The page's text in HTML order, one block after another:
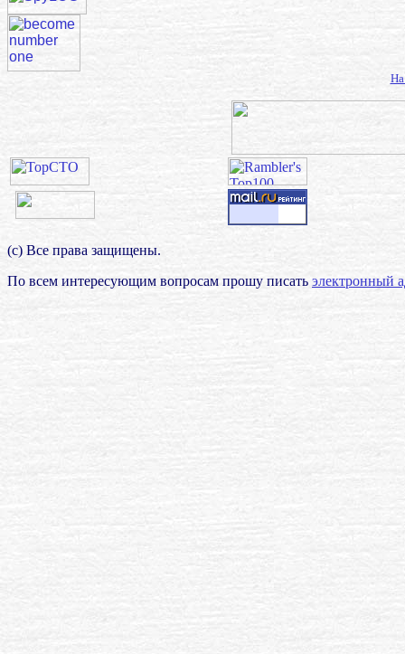
(с) Все права защищены.
По всем интересующим вопросам прошу писать электронный